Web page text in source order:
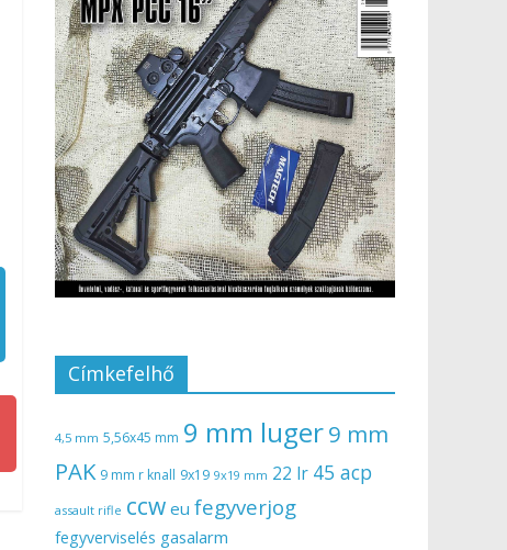
Címkefelhő
4,5 mm 5,56x45 mm 9 mm luger9 mm
PAK 9 mm r knall 9x19 9x19 mm 22 lr 45 acp
assault rifle ccw eu fegyverjog
fegyverviselés gasalarm